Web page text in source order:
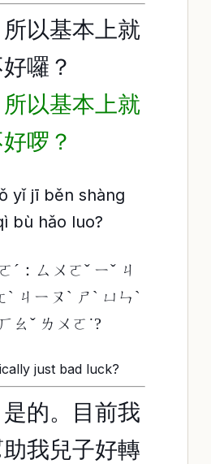
以基本上就
囉？
以基本上就
啰？
yǐ jī běn shàng
bù hǎo luo?
ˊ：ㄙㄨㄛˇ ㄧˇ ㄐ
ㄐㄧㄡˋ ㄕˋ ㄩㄣˋ
ㄠˇ ㄌㄨㄛ˙?
just bad luck?
的。目前我
我兒子好轉